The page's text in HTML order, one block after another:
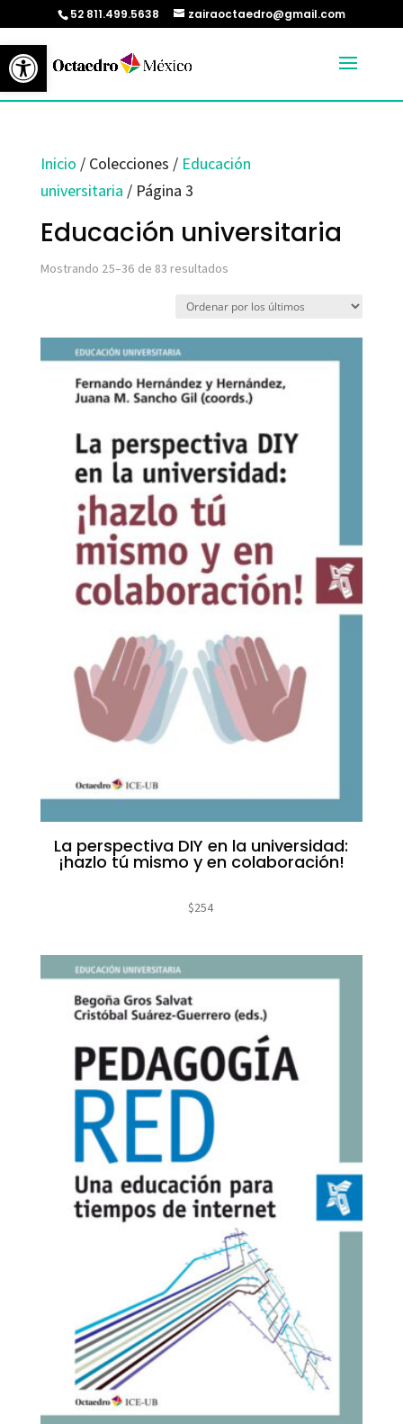
Abrir barra de herramientas
52 811.499.5638 zairaoctaedro@gmail.com
Inicio / Colecciones / Educación
universitaria / Página 3
Educación universitaria
Mostrando 25–36 de 83 resultadosOrdenado
La perspectiva DIY en la universidad:
¡hazlo tú mismo y en colaboración!
$254